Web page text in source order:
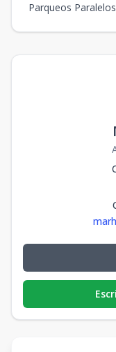
Parqueos Paralelos